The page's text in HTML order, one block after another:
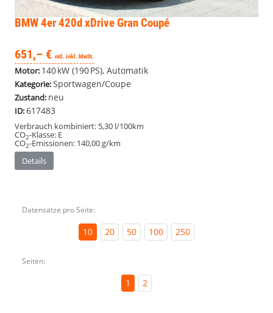
BMW 4er420d xDrive Gran Coupé
651,– € mtl. inkl. MwSt.
Motor: 140 kW (190 PS), Automatik
Kategorie:Sportwagen/Coupe
Zustand: neu
ID:617483
Verbrauch kombiniert: 5,30 l/100km
CO2-Klasse: E
CO2-Emissionen: 140,00 g/km
Details
Datensätze pro Seite:
10 20 50 100 250
Seiten:
1 2